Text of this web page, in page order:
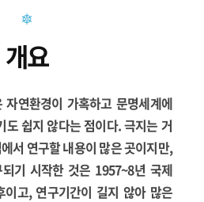
개요
연환경이 가혹하고 문명세계에
도 쉽지 않다는 점이다. 극지는 거
서 연구할 내용이 많은 곳이지만,
기 시작한 것은 1957~8년 국제
이고, 연구기간이 길지 않아 많은